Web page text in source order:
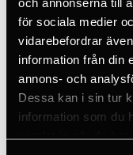
för sociala medier
vidarebefordrar
information från din
annons- och
Dessa kan i sin tur
information som du
samlat in när du har
Krita